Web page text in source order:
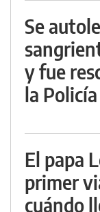
Se
y fue
la Policía
El papa
primer
cuándo